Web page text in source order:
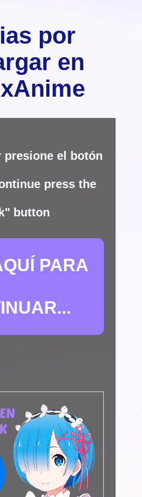
por
en
presione el botón
press the
button
PARA